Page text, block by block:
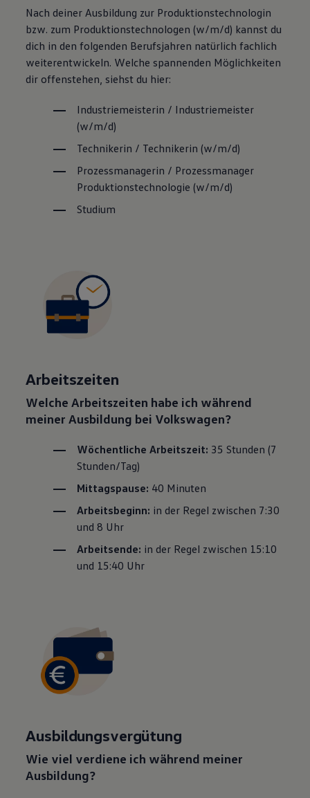
Nach deiner Ausbildung zur Produktionstechnologin
bzw. zum Produktionstechnologen (w/m/d) kannst du
dich in den folgenden Berufsjahren natürlich fachlich
weiterentwickeln. Welche spannenden Möglichkeiten
dir offenstehen, siehst du hier:
Industriemeisterin / Industriemeister
(w/m/d)
Technikerin / Technikerin (w/m/d)
Prozessmanagerin / Prozessmanager
Produktionstechnologie (w/m/d)
Studium
Arbeitszeiten
Welche Arbeitszeiten habe ich während
meiner Ausbildung bei Volkswagen?
Wöchentliche Arbeitszeit: 35 Stunden (7
Stunden/Tag)
Mittagspause: 40 Minuten
Arbeitsbeginn: in der Regel zwischen 7:30
und 8 Uhr
Arbeitsende: in der Regel zwischen 15:10
und 15:40 Uhr
Ausbildungsvergütung
Wie viel verdiene ich während meiner
Ausbildung?